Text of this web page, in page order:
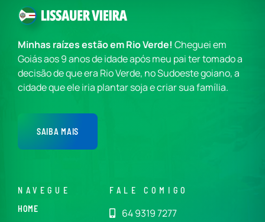
Minhas raízes estão em Rio Verde! Cheguei em
Goiás aos 9 anos de idade após meu pai ter tomado a
decisão de que era Rio Verde, no Sudoeste goiano, a
cidade que ele iria plantar soja e criar sua família.
SAIBA MAIS
NAVEGUE
HOME
FALE COMIGO
64 9319 7277